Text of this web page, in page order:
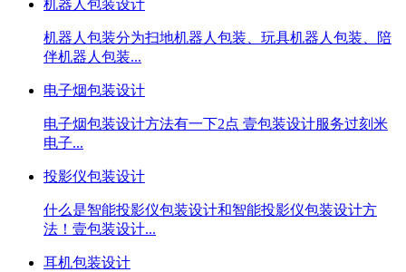
机器人包装设计
机器人包装分为扫地机器人包装、玩具机器人包装、陪
伴机器人包装...
电子烟包装设计
电子烟包装设计方法有一下2点 壹包装设计服务过刻米
电子...
投影仪包装设计
什么是智能投影仪包装设计和智能投影仪包装设计方
法！壹包装设计...
耳机包装设计